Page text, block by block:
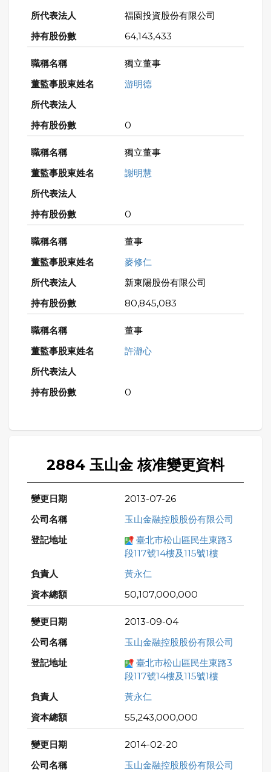
福園投資股份有限公司
64,143,433
獨立董事
游明德
0
獨立董事
謝明慧
0
董事
麥修仁
新東陽股份有限公司
80,845,083
董事
許瀞心
0
2884 玉山金 核准變更資料
2013-07-26
玉山金融控股股份有限公司
臺北市松山區民生東路3
段117號14樓及115號1樓
黃永仁
50,107,000,000
2013-09-04
玉山金融控股股份有限公司
臺北市松山區民生東路3
段117號14樓及115號1樓
黃永仁
55,243,000,000
2014-02-20
玉山金融控股股份有限公司